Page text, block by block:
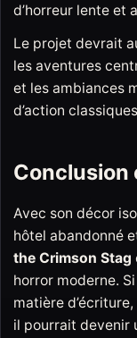
d’horreur lente et
Le projet devrait
les aventures
et les ambiances
d’action
Conclusion
Avec son décor
hôtel abandonné
the Crimson Stag
horror moderne.
matière
il pourrait devenir